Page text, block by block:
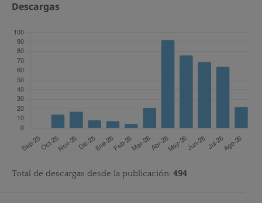
Descargas
Total de descargas desde la publicación: 494